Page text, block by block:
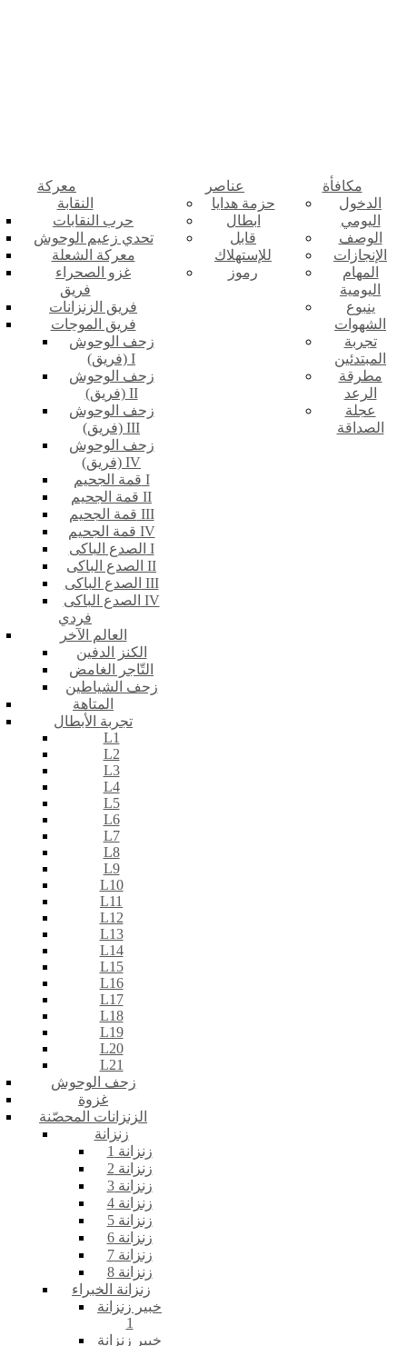
معركة
النقابة
حرب النقابات
تحدي زعيم الوحوش
معركة الشعلة
غزو الصحراء
فريق
فريق الزنزانات
فريق الموجات
زحف الوحوش
(فريق) I
زحف الوحوش
(فريق) II
زحف الوحوش
(فريق) III
زحف الوحوش
(فريق) IV
قمة الجحيم I
قمة الجحيم II
قمة الجحيم III
قمة الجحيم IV
الصدع الباكى I
الصدع الباكى II
الصدع الباكى III
الصدع الباكى IV
فردي
العالم الآخر
الكنز الدفين
التّاجر الغامض
زحف الشياطين
المتاهة
تجربة الأبطال
L1
L2
L3
L4
L5
L6
L7
L8
L9
L10
L11
L12
L13
L14
L15
L16
L17
L18
L19
L20
L21
زحف الوحوش
غزوة
الزنزانات المحصّنة
زنزانة
زنزانة 1
زنزانة 2
زنزانة 3
زنزانة 4
زنزانة 5
زنزانة 6
زنزانة 7
زنزانة 8
زنزانة الخبراء
خبير زنزانة
1
خبير زنزانة
عناصر
حزمة هدايا
ابطال
قابل
للإستهلاك
رموز
مكافأة
الدخول
اليومي
الوصف
الإنجازات
المهام
اليومية
ينبوع
الشهوات
تجربة
المبتدئين
مطرقة
الرعد
عجلة
الصداقة